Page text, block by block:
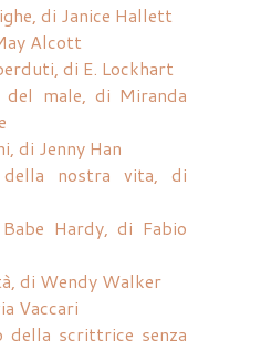
di Janice Hallett
Alcott
di E. Lockhart
del male, di Miranda
di Jenny Han
nostra vita, di
Hardy, di Fabio
di Wendy Walker
Vaccari
della scrittrice senza